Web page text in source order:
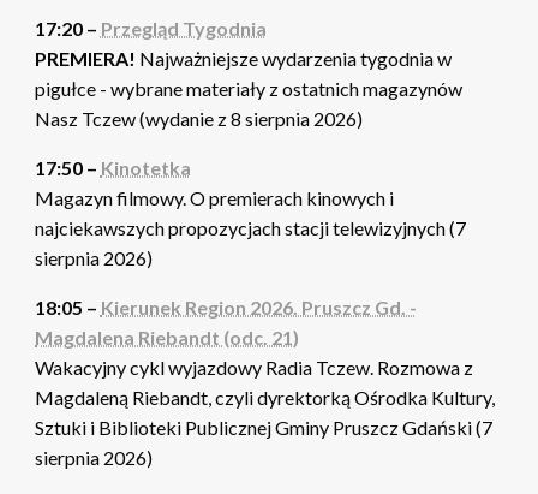
17:20 – Przegląd Tygodnia
PREMIERA! Najważniejsze wydarzenia tygodnia w
pigułce - wybrane materiały z ostatnich magazynów
Nasz Tczew (wydanie z 8 sierpnia 2026)
17:50 – Kinotetka
Magazyn filmowy. O premierach kinowych i
najciekawszych propozycjach stacji telewizyjnych (7
sierpnia 2026)
18:05 – Kierunek Region 2026. Pruszcz Gd. -
Magdalena Riebandt (odc. 21)
Wakacyjny cykl wyjazdowy Radia Tczew. Rozmowa z
Magdaleną Riebandt, czyli dyrektorką Ośrodka Kultury,
Sztuki i Biblioteki Publicznej Gminy Pruszcz Gdański (7
sierpnia 2026)